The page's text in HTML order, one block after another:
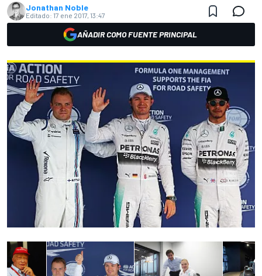
Jonathan Noble
Editado: 17 ene 2017, 13:47
AÑADIR COMO FUENTE PRINCIPAL